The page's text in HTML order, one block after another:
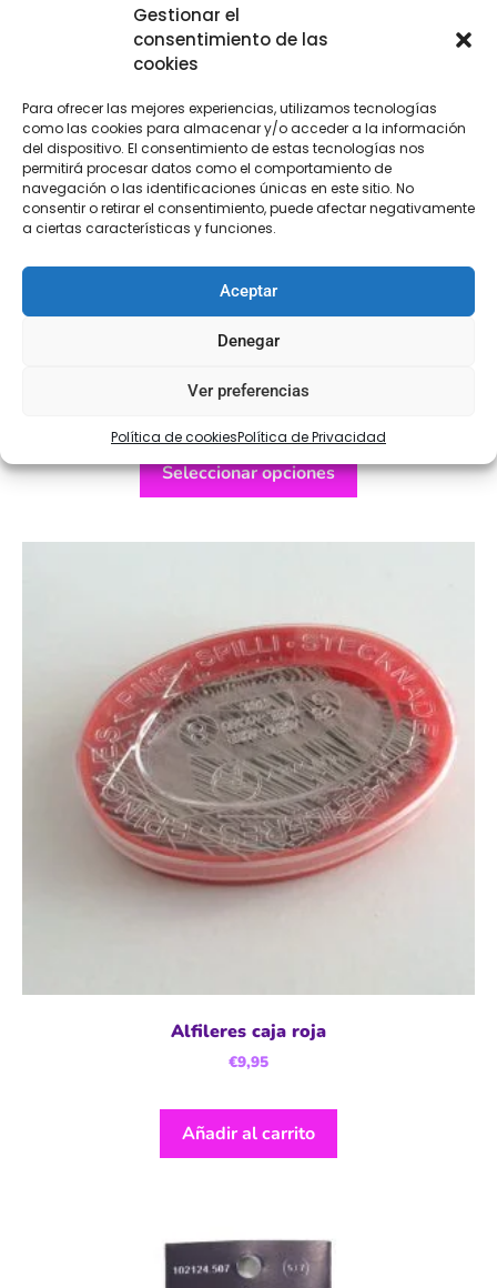
Gestionar el
consentimiento de las
cookies
Para ofrecer las mejores experiencias, utilizamos tecnologías
como las cookies para almacenar y/o acceder a la información
del dispositivo. El consentimiento de estas tecnologías nos
permitirá procesar datos como el comportamiento de
navegación o las identificaciones únicas en este sitio. No
consentir o retirar el consentimiento, puede afectar negativamente
a ciertas características y funciones.
Aceptar
Denegar
Ver preferencias
Política de cookiesPolítica de Privacidad
€3,00
Seleccionar opciones
Alfileres caja roja
€9,95
Añadir al carrito